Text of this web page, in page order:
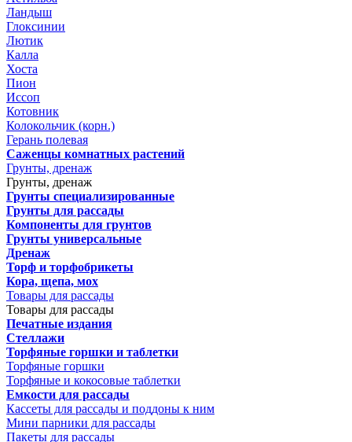
Ландыш
Глоксинии
Лютик
Калла
Хоста
Пион
Иссоп
Котовник
Колокольчик (корн.)
Герань полевая
Саженцы комнатных растений
Грунты, дренаж
Грунты, дренаж
Грунты специализированные
Грунты для рассады
Компоненты для грунтов
Грунты универсальные
Дренаж
Торф и торфобрикеты
Кора, щепа, мох
Товары для рассады
Товары для рассады
Печатные издания
Стеллажи
Торфяные горшки и таблетки
Торфяные горшки
Торфяные и кокосовые таблетки
Емкости для рассады
Кассеты для рассады и поддоны к ним
Мини парники для рассады
Пакеты для рассады